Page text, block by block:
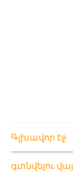
Գլխավոր էջ
գտնվելու